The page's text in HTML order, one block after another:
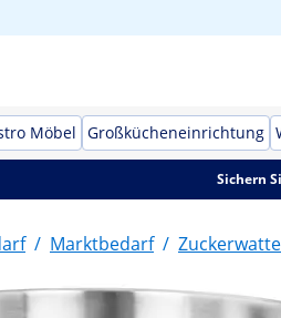
Möbel Großkücheneinrichtung
Sichern
/ Marktbedarf /